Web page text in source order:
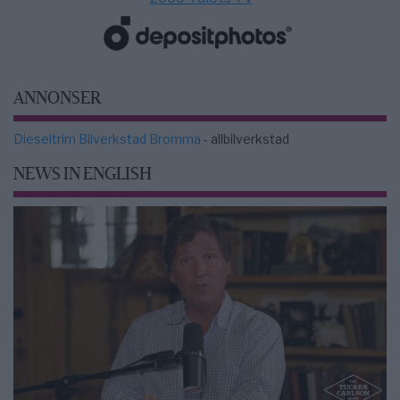
ANNONSER
Dieseltrim Bilverkstad Bromma - allbilverkstad
NEWS IN ENGLISH